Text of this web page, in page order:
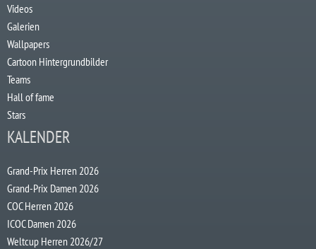
Videos
Galerien
Wallpapers
Cartoon Hintergrundbilder
Teams
Hall of fame
Stars
KALENDER
Grand-Prix Herren 2026
Grand-Prix Damen 2026
COC Herren 2026
ICOC Damen 2026
Weltcup Herren 2026/27